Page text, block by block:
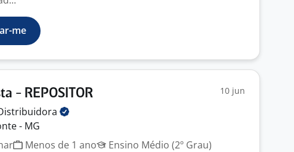
me
- REPOSITOR 10 jun
- MG
Menos de 1 ano
Ensino Médio (2º Grau)